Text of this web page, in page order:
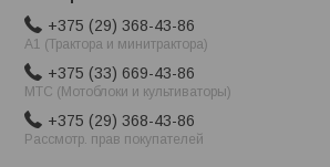
+375 (29) 368-43-86
A1 (Трактора и минитрактора)
+375 (33) 669-43-86
МТС (Мотоблоки и культиваторы)
+375 (29) 368-43-86
Рассмотр. прав покупателей